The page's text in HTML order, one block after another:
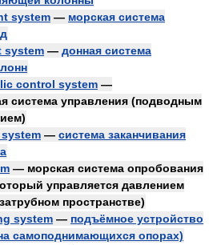
system — морская система
system — донная система
control system —
система управления (подводным
— система заканчивания
— морская система опробования
управляется давлением
пространстве)
system — подъёмное устройство
самоподнимающихся опорах)